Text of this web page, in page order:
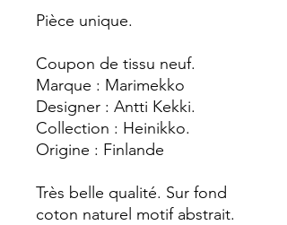
Pièce unique.
Coupon de tissu neuf.
Marque : Marimekko
Designer : Antti Kekki.
Collection : Heinikko.
Origine : Finlande
Très belle qualité. Sur fond
coton naturel motif abstrait.